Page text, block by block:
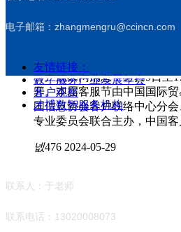
넶
客户观察网消息：5月15日至
开。本届客服节由中国国际
国信息协会客户联络中心分
专业委员会联合主办，中国
넶476 2024-05-29
电子邮箱：zhangmengru@ccincn.com
联系人：于老师
联系电话：13020008073
友情链接：
数字服务产业发展年会
客户观察
才博数智服务机构